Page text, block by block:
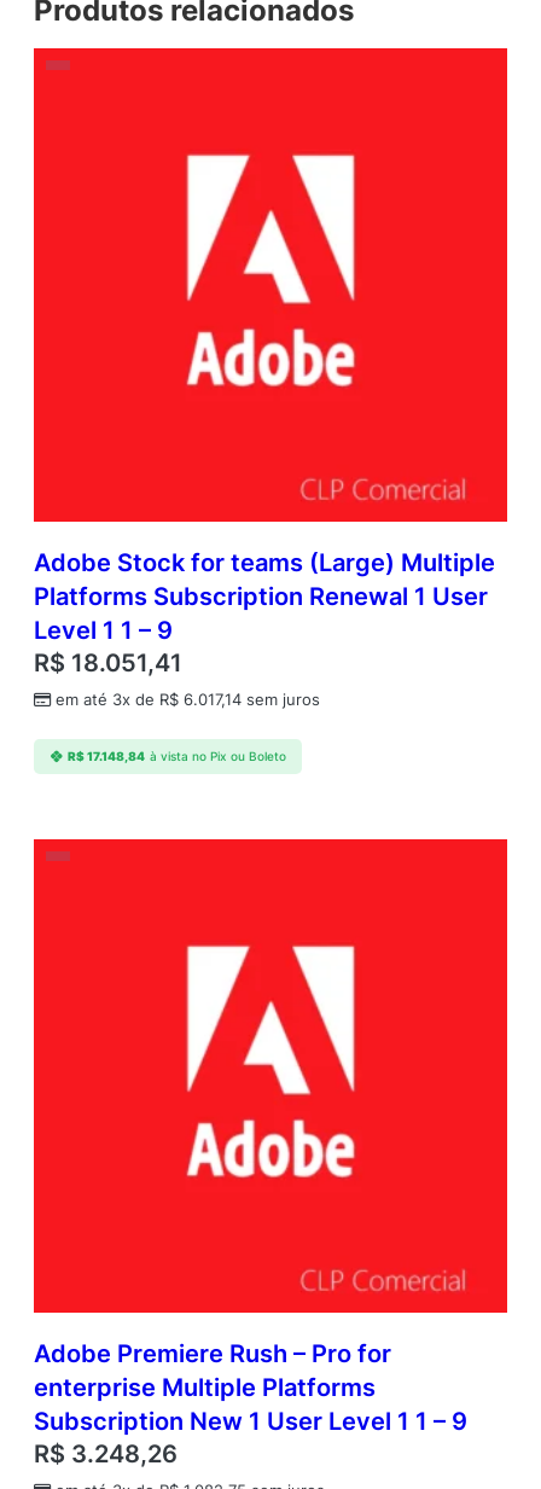
Produtos relacionados
Adobe Stock for teams (Large) Multiple
Platforms Subscription Renewal 1 User
Level 1 1 – 9
R$ 18.051,41
em até 3x de R$ 6.017,14 sem juros
R$17.148,84 à vista no Pix ou Boleto
Adobe Premiere Rush – Pro for
enterprise Multiple Platforms
Subscription New 1 User Level 1 1 – 9
R$ 3.248,26